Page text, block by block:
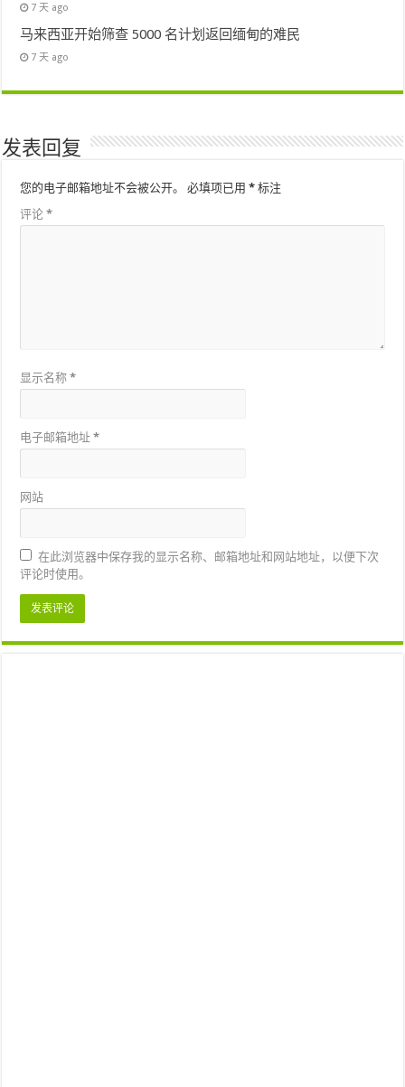
7 天 ago
马来西亚开始筛查 5000 名计划返回缅甸的难民
7 天 ago
发表回复
您的电子邮箱地址不会被公开。 必填项已用* 标注
评论*
显示名称*
电子邮箱地址*
网站
在此浏览器中保存我的显示名称、邮箱地址和网站地址，以便下次
评论时使用。